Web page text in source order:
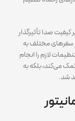
صدا تأثیرگذار
سفرهای مختلف به
لازم را انجام
می‌کند، بلکه به
شد.